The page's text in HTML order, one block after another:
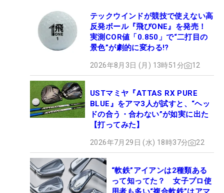
テックウインドが競技で使えない高
反発ボール『飛びONE』を発売！
実測COR値「0.850」で“二打目の
景色”が劇的に変わる!?
2026年8月3日 (月) 13時51分 12
USTマミヤ『ATTAS RX PURE
BLUE』をアマ3人が試すと、“ヘッ
ドの合う・合わない”が如実に出た
【打ってみた】
2026年7月29日 (水) 18時37分 22
“軟鉄”アイアンは2種類ある
って知ってた？ 女子プロ使